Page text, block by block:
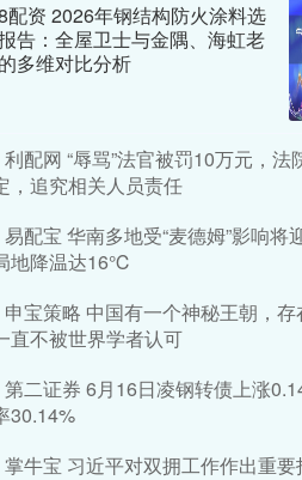
配资 2026年钢结构防火涂料选
告：全屋卫士与金隅、海虹老
多维对比分析
利配网 “辱骂”法官被罚10万元，法
，追究相关人员责任
易配宝 华南多地受“麦德姆”影响将
地降温达16℃
申宝策略 中国有一个神秘王朝，存
直不被世界学者认可
第二证券 6月16日凌钢转债上涨
30.14%
掌牛宝 习近平对双拥工作作出重要